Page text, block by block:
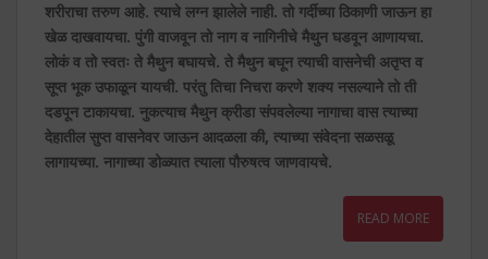
शरीराचा तरुण आहे. त्याचे लग्न झालेले नाही. तो गर्दीच्या ठिकाणी जाऊन हा
खेळ दाखवायचा. पुंगी वाजवून तो नाग व नागिनीचे मैथुन घडवून आणायचा.
लोकं व तो स्वतः ते मैथुन बघायचे. ते मैथुन बघून त्याची वासनेची अतृप्त व
सूप्त भूक उफाळून यायची. परंतु तिचा निचरा करणे शक्य नसल्याने तो ती
दडपून टाकायचा. नुकत्याच मैथुन क्रीडा संपवलेल्या नागाचा वास त्याच्या
देहातील सुप्त वासनेवर जाऊन आदळला की, त्याच्या संवेदना सळसळू
लागायच्या. नागाच्या डोळ्यात त्याला पौरुषत्व जाणवायचे.
READ MORE